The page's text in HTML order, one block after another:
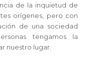
de la inquietud de
orígenes, pero con
de una sociedad
tengamos la
nuestro lugar.